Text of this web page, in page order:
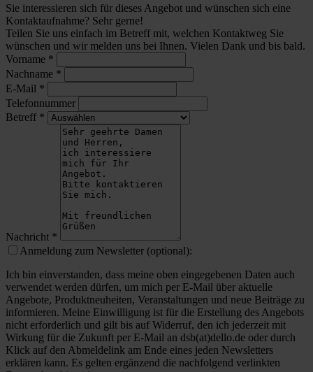
Sie interessieren sich für dieses Angebot und wünschen sich eine
Kontaktaufnahme? Sehr gerne!
Teilen Sie uns einfach im Betreff mit, welchen Kontaktweg Sie
wünschen und wir melden uns bei Ihnen. Vielen Dank und bis bald.
Vorname *
Nachname *
E-Mail *
Telefonnummer
Betreff *
Nachricht *
Anmeldung zum Newsletter (optional):
Ich bin einverstanden, dass meine oben eingegebenen Daten auch
verwendet werden dürfen, um mich per E-Mail über aktuelle
Angebote, Produktneuheiten, Veranstaltungen und neue Beiträge zu
informieren. Meine Einwilligung ist für die Erstellung des Angebots
nicht erforderlich und gilt bis auf Widerruf, den ich jederzeit mit
Wirkung für die Zukunft per E-Mail an dsb(at)dello.de oder durch
Klick auf den Abmeldelink am Ende eines jeden Newsletters
erklären kann. Es gelten ergänzend die nachfolgend verlinkten